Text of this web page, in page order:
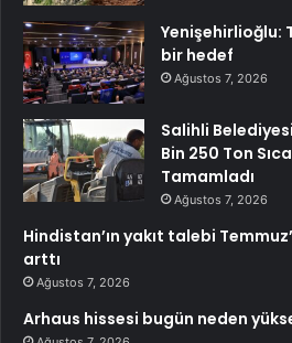
Yenişehirlioğlu:
bir hedef
Ağustos 7, 2026
Salihli
Bin 250 Ton
Tamamladı
Ağustos 7, 2026
Hindistan’ın yakıt talebi
arttı
Ağustos 7, 2026
Arhaus hissesi bugün neden